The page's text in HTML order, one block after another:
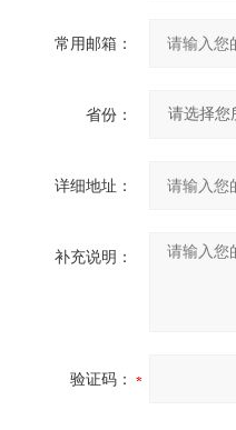
常用邮箱：
省份：
详细地址：
补充说明：
验证码：